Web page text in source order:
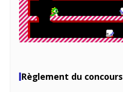
Règlement du concours